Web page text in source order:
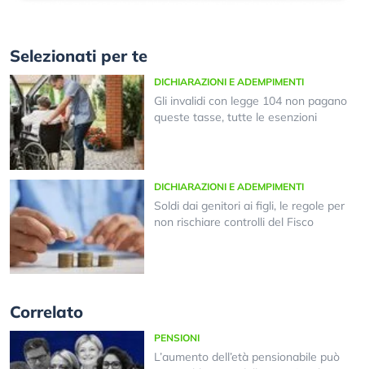
Selezionati per te
DICHIARAZIONI E ADEMPIMENTI
Gli invalidi con legge 104 non pagano
queste tasse, tutte le esenzioni
DICHIARAZIONI E ADEMPIMENTI
Soldi dai genitori ai figli, le regole per
non rischiare controlli del Fisco
Correlato
PENSIONI
L’aumento dell’età pensionabile può